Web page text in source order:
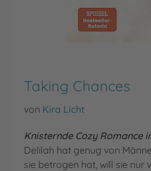
Taking Chances
von Kira Licht
Knisternde Cozy Romance
Delilah hat genug von
sie betrogen hat, will sie nur